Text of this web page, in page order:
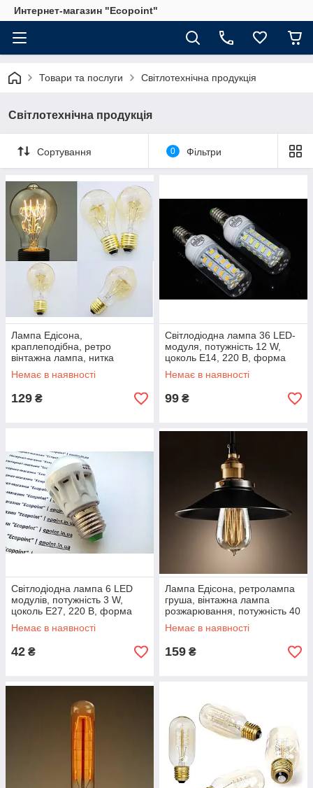
Интернет-магазин "Ecopoint"
Товари та послуги Світлотехнічна продукція
Світлотехнічна продукція
Сортування 0 Фільтри
Лампа Едісона,
краплеподібна, ретро
вінтажна лампа, нитка
розжарювання у формі петлі,
модель А19/А60
Немає в наявності
129 ₴
Світлодіодна лампа 36 LED-
модуля, потужність 12 W,
цоколь Е14, 220 В, форма
"кукурудза", холодний білий
Немає в наявності
99 ₴
Світлодіодна лампа 6 LED
модулів, потужність 3 W,
цоколь Е27, 220 В, форма
"груша", холодний білий
Немає в наявності
42 ₴
Лампа Едісона, ретролампа
груша, вінтажна лампа
розжарювання, потужність 40
Вт, цоколь E27, модель ST64
Немає в наявності
159 ₴